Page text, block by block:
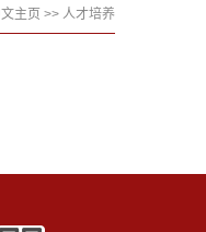
主页 >> 人才培养